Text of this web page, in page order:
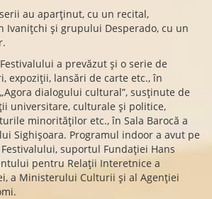
au aparținut, cu un recital,
Ivanițchi și grupului Desperado, cu un
a prevăzut și o serie de
expoziții, lansări de carte etc., în
dialogului cultural”, susținute de
universitare, culturale și politice,
minorităților etc., în Sala Barocă a
Sighișoara. Programul indoor a avut pe
suportul Fundației Hans
pentru Relații Interetnice a
a Ministerului Culturii și al Agenției